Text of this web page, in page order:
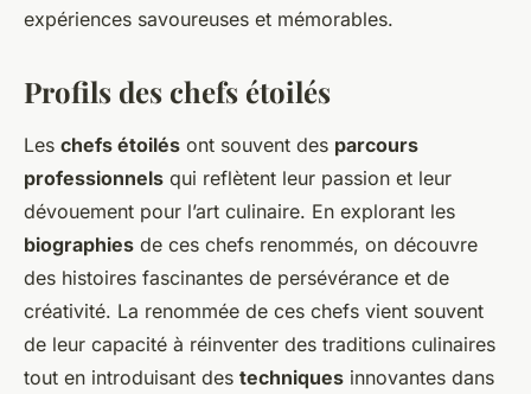
expériences savoureuses et mémorables.
Profils des chefs étoilés
Les chefs étoilés ont souvent des parcours
professionnels qui reflètent leur passion et leur
dévouement pour l’art culinaire. En explorant les
biographies de ces chefs renommés, on découvre
des histoires fascinantes de persévérance et de
créativité. La renommée de ces chefs vient souvent
de leur capacité à réinventer des traditions culinaires
tout en introduisant des techniques innovantes dans